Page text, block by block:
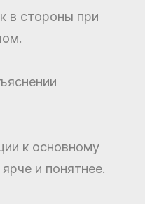
в стороны при
к основному
и понятнее.